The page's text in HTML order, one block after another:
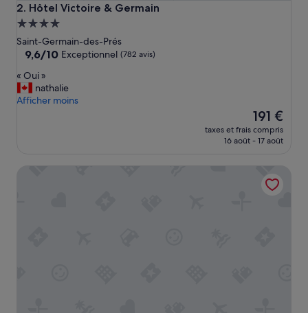
2. Hôtel Victoire & Germain
Hôtel Victoire & Germain
Hébergement
4.0 étoiles
Saint-Germain-des-Prés
9.6
10,
Exceptionnel,
(782 avis)
9,6/10 Exceptionnel (782 avis)
«
O
u
« Oui »
nathalie
Afficher moins
Le
nouveau
prix
191 €
191 €
taxes et frais compris
16 août - 17 août